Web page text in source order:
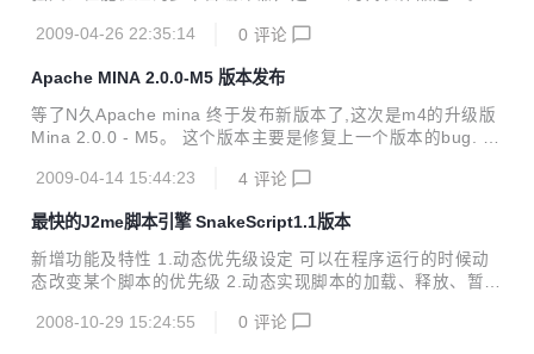
其执行效率与一般的编译器相比平均效率要高20%~30%。 Gc
译、连接成可执行文件，如果没有给出可执行文件的名字，gc
c将生成一个名为 a.out的文件。在Linux系统中，可执行文件
没有统一的后缀，系统从文件的属性来区分可执行文件和不可
2009-04-26 22:35:14 0 评论
Apache MINA 2.0.0-M5 版本发布
等了N久Apache mina 终于发布新版本了,这次是m4的升级版
Mina 2.0.0 - M5。 这个版本主要是修复上一个版本的bug. B
a.transport.serial.DefaultSerialSessionConfig [DIRMINA-6
serial transport [DIRMINA-647] - WriteFuture.isWritten() n
e...
2009-04-14 15:44:23 4 评论
最快的J2me脚本引擎 SnakeScript1.1版本
新增功能及特性 1.动态优先级设定 可以在程序运行的时候动
态改变某个脚本的优先级 2.动态实现脚本的加载、释放、暂
同脚本里，而不是主引擎去调用这些功能， 这意味着RPG脚
2008-10-29 15:24:55 0 评论